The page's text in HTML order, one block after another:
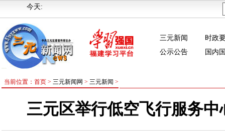
今天:
三元新闻
时政
公示公告
国内
当前位置：首页 > 三元新闻网 > 三元新闻 >
三元区举行低空飞行服务中